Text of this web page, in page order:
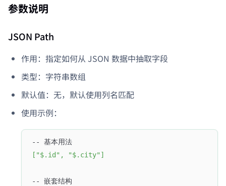
参数说明
JSON Path
作用：指定如何从 JSON 数据中抽取字段
类型：字符串数组
默认值：无，默认使用列名匹配
使用示例：
-- 基本用法
[ "$.id" , "$.city" ]
-- 嵌套结构